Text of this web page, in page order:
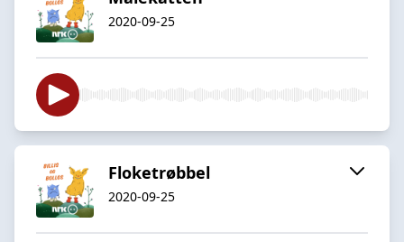
2020-09-25
Floketrøbbel
2020-09-25